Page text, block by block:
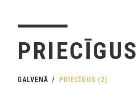
GALVENĀ PRIECĪGUS (2)